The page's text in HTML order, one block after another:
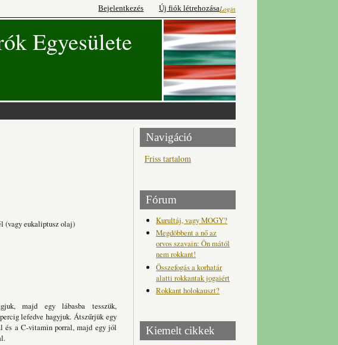
Login
Bejelentkezés Új fiók létrehozása
Egyesülete
(vagy eukaliptusz olaj)
majd egy lábasba tesszük,
lefedve hagyjuk. Átszűrjük egy
és a C-vitamin porral, majd egy jól
Navigáció
Friss tartalom
Fórum
Kurultáj, vagy MOGY?
Megdöbbent a nő az
orvos szavain: Ön mától
nem rokkant!
Összefogás a korhatár
alatti rokkantak jogaiért
Rokkant holokauszt?
Kiemelt cikkek